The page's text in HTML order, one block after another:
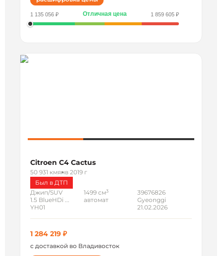
1 135 056 ₽ Отличная цена 1 859 605 ₽
Citroen C4 Cactus
50 931 кмянв 2019 г
Был в ДТП
Джип/SUV
1.5 BlueHDi ...
YH01
1499 см3
автомат
39676826
Gyeonggi
21.02.2026
1 284 219 ₽
с доставкой во Владивосток